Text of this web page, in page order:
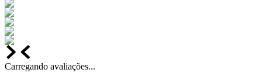
Carregando avaliações...